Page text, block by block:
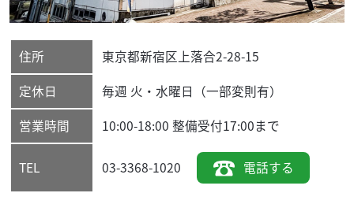
住所 東京都新宿区上落合2-28-15
定休日
毎週 火・水曜日（一部変則有）
営業時間
10:00-18:00 整備受付17:00まで
TEL 03-3368-1020 電話する